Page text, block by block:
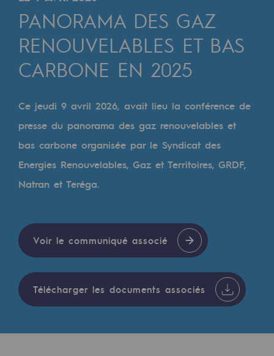
Transversalité et Collaboratif
Notre culture et nos valeurs
Une organisation certifiée
Notre organisation
Notre organisation
Gouvernance
Indicateurs
Où nous trouver
Les énergies d'avenir
Les énergies d'avenir
Notre vision
Gaz renouvelables et procédés durables
PANORAMA DES GAZ
RENOUVELABLES ET BAS
CARBONE EN 2025
Ce jeudi 9 avril 2026, avait lieu la conférence de
presse du panorama des gaz renouvelables et
bas carbone organisée par le Syndicat des
Energies Renouvelables, Gaz et Territoires, GRDF,
Natran et Teréga.
Voir le communiqué associé
Télécharger les documents associés